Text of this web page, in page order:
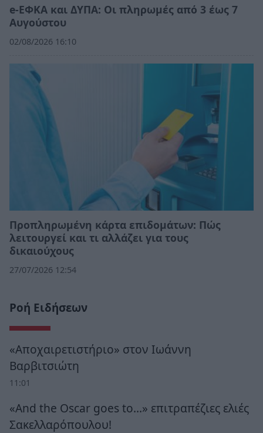
e-ΕΦΚΑ και ΔΥΠΑ: Οι πληρωμές από 3 έως 7
Αυγούστου
02/08/2026 16:10
Προπληρωμένη κάρτα επιδομάτων: Πώς
λειτουργεί και τι αλλάζει για τους
δικαιούχους
27/07/2026 12:54
Ροή Ειδήσεων
«Αποχαιρετιστήριο» στον Ιωάννη
Βαρβιτσιώτη
11:01
«And the Oscar goes to...» επιτραπέζιες ελιές
Σακελλαρόπουλου!